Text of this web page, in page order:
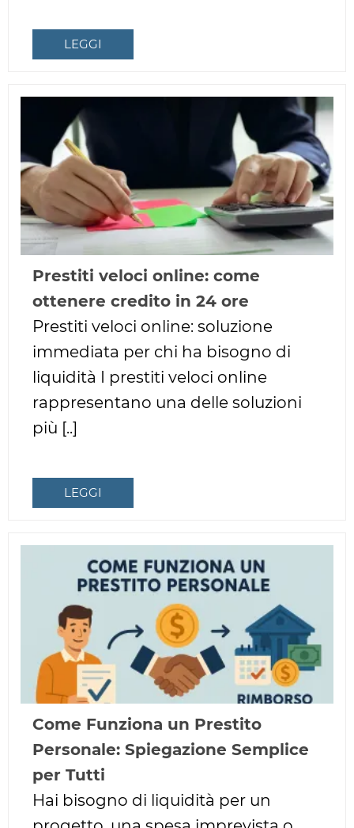
LEGGI
Prestiti veloci online: come
ottenere credito in 24 ore
Prestiti veloci online: soluzione
immediata per chi ha bisogno di
liquidità I prestiti veloci online
rappresentano una delle soluzioni
più [..]
LEGGI
Come Funziona un Prestito
Personale: Spiegazione Semplice
per Tutti
Hai bisogno di liquidità per un